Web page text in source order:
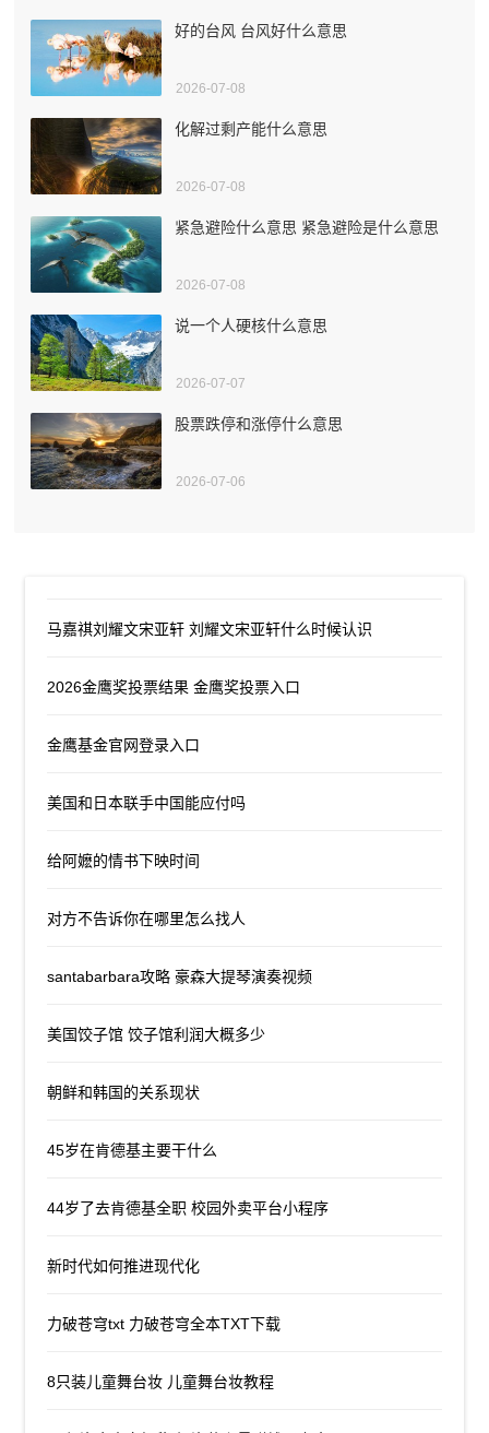
好的台风 台风好什么意思
2026-07-08
化解过剩产能什么意思
2026-07-08
紧急避险什么意思 紧急避险是什么意思
2026-07-08
说一个人硬核什么意思
2026-07-07
股票跌停和涨停什么意思
2026-07-06
马嘉祺刘耀文宋亚轩 刘耀文宋亚轩什么时候认识
2026金鹰奖投票结果 金鹰奖投票入口
金鹰基金官网登录入口
美国和日本联手中国能应付吗
给阿嬷的情书下映时间
对方不告诉你在哪里怎么找人
santabarbara攻略 豪森大提琴演奏视频
美国饺子馆 饺子馆利润大概多少
朝鲜和韩国的关系现状
45岁在肯德基主要干什么
44岁了去肯德基全职 校园外卖平台小程序
新时代如何推进现代化
力破苍穹txt 力破苍穹全本TXT下载
8只装儿童舞台妆 儿童舞台妆教程